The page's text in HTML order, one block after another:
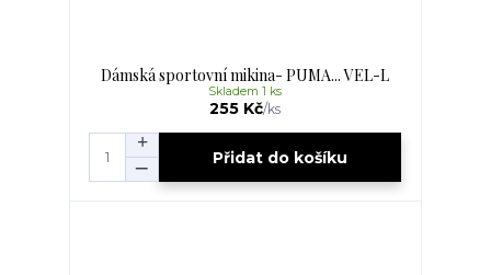
Dámská sportovní mikina- PUMA... VEL-L
255 Kč/ks
Skladem 1 ks
Přidat do košíku